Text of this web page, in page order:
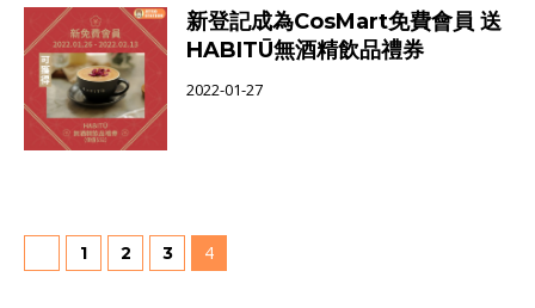
新登記成為CosMart免費會員 送
HABITŪ無酒精飲品禮券
2022-01-27
1 2 3 4